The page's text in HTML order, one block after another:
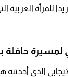
للمرأة
لمسيرة حافلة
الذي أحدثته